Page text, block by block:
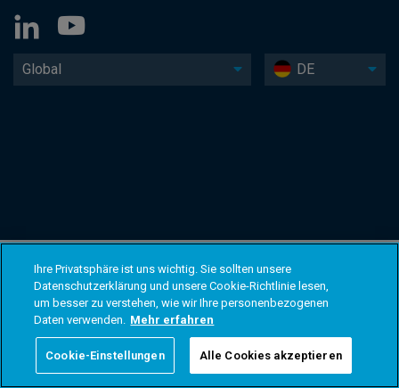
Global DE
Ihre Privatsphäre ist uns wichtig. Sie sollten unsere
Datenschutzerklärung und unsere Cookie-Richtlinie lesen,
um besser zu verstehen, wie wir Ihre personenbezogenen
Daten verwenden. Mehr erfahren
Cookie-Einstellungen Alle Cookies akzeptieren